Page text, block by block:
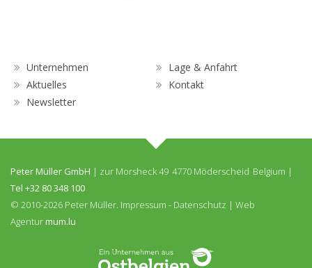
Unternehmen
Lage & Anfahrt
Aktuelles
Kontakt
Newsletter
Peter Müller GmbH | zur Morsheck 49 4770 Möderscheid Belgium |
Tel +32 80 348 100
© 2010-2026 Peter Müller. Impressum - Datenschutz | Web
Agenturmum.lu